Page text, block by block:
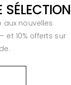
SÉLECTION
aux nouvelles
et 10% offerts sur